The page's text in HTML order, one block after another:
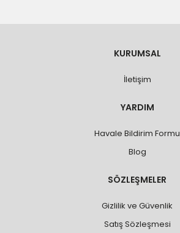
KURUMSAL
İletişim
YARDIM
Havale Bildirim Formu
Blog
SÖZLEŞMELER
Gizlilik ve Güvenlik
Satış Sözleşmesi